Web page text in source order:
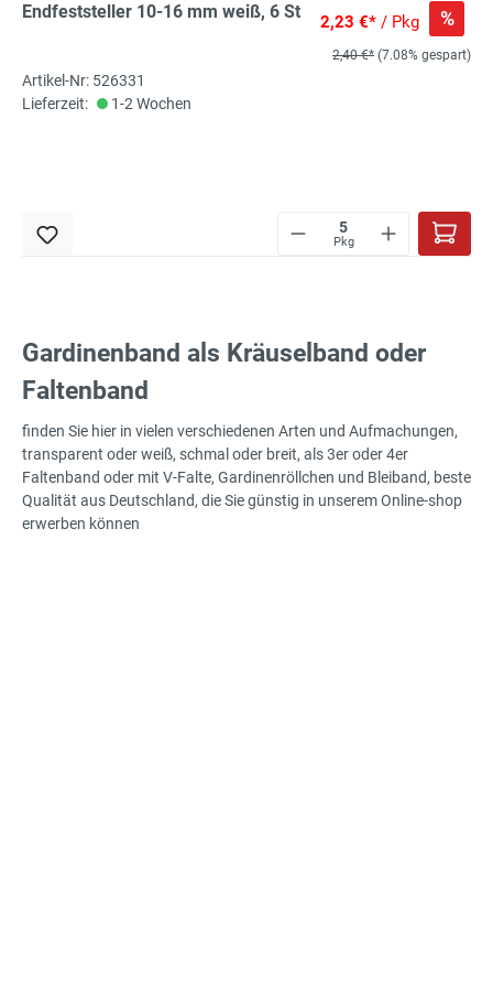
Endfeststeller 10-16 mm weiß, 6 St 2,23 €* / Pkg %
2,40 €* (7.08% gespart)
Artikel-Nr: 526331
Lieferzeit:
1-2 Wochen
Pkg
Gardinenband als Kräuselband oder
Faltenband
finden Sie hier in vielen verschiedenen Arten und Aufmachungen,
transparent oder weiß, schmal oder breit, als 3er oder 4er
Faltenband oder mit V-Falte, Gardinenröllchen und Bleiband, beste
Qualität aus Deutschland, die Sie günstig in unserem Online-shop
erwerben können